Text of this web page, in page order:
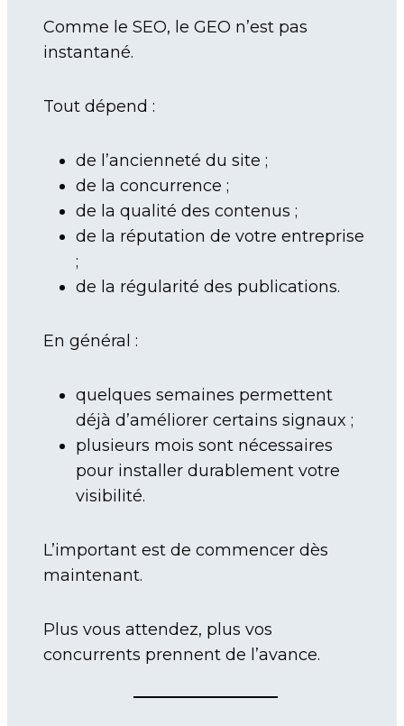
Comme le SEO, le GEO n’est pas
instantané.
Tout dépend :
de l’ancienneté du site ;
de la concurrence ;
de la qualité des contenus ;
de la réputation de votre entreprise
;
de la régularité des publications.
En général :
quelques semaines permettent
déjà d’améliorer certains signaux ;
plusieurs mois sont nécessaires
pour installer durablement votre
visibilité.
L’important est de commencer dès
maintenant.
Plus vous attendez, plus vos
concurrents prennent de l’avance.